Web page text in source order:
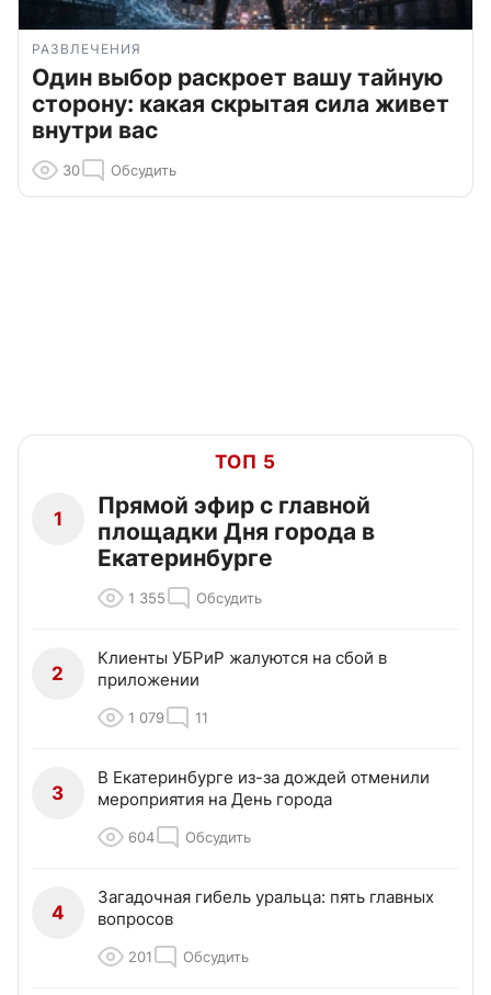
РАЗВЛЕЧЕНИЯ
Один выбор раскроет вашу тайную
сторону: какая скрытая сила живет
внутри вас
30 Обсудить
ТОП 5
1
Прямой эфир с главной
площадки Дня города в
Екатеринбурге
1 355 Обсудить
2
Клиенты УБРиР жалуются на сбой в
приложении
1 079 11
3
В Екатеринбурге из-за дождей отменили
мероприятия на День города
604 Обсудить
4
Загадочная гибель уральца: пять главных
вопросов
201 Обсудить